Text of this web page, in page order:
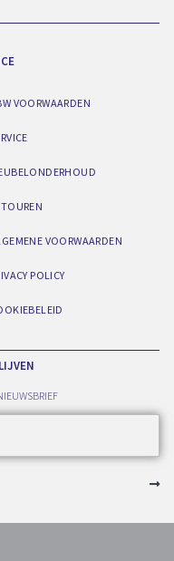
VOORWAARDEN
VOORWAARDEN
POLICY